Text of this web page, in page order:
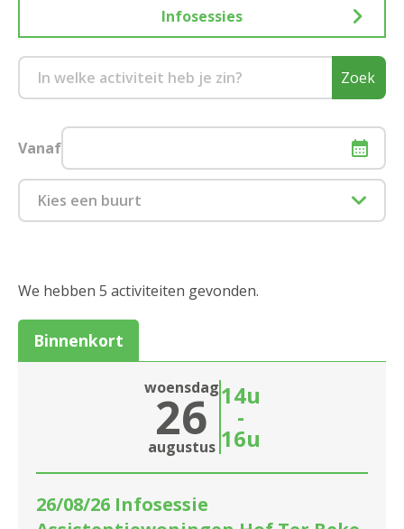
Infosessies
Zoek
Vanaf
Kies een buurt
2018 Antwerpen
2020 Antwerpen
2030 Antwerpen
2040 Berendrecht
2050 Antwerpen-Linkeroever
2060 Antwerpen
Sluiten
We hebben 5 activiteiten gevonden.
Binnenkort
woensdag
26
augustus
14u
-
16u
26/08/26 Infosessie